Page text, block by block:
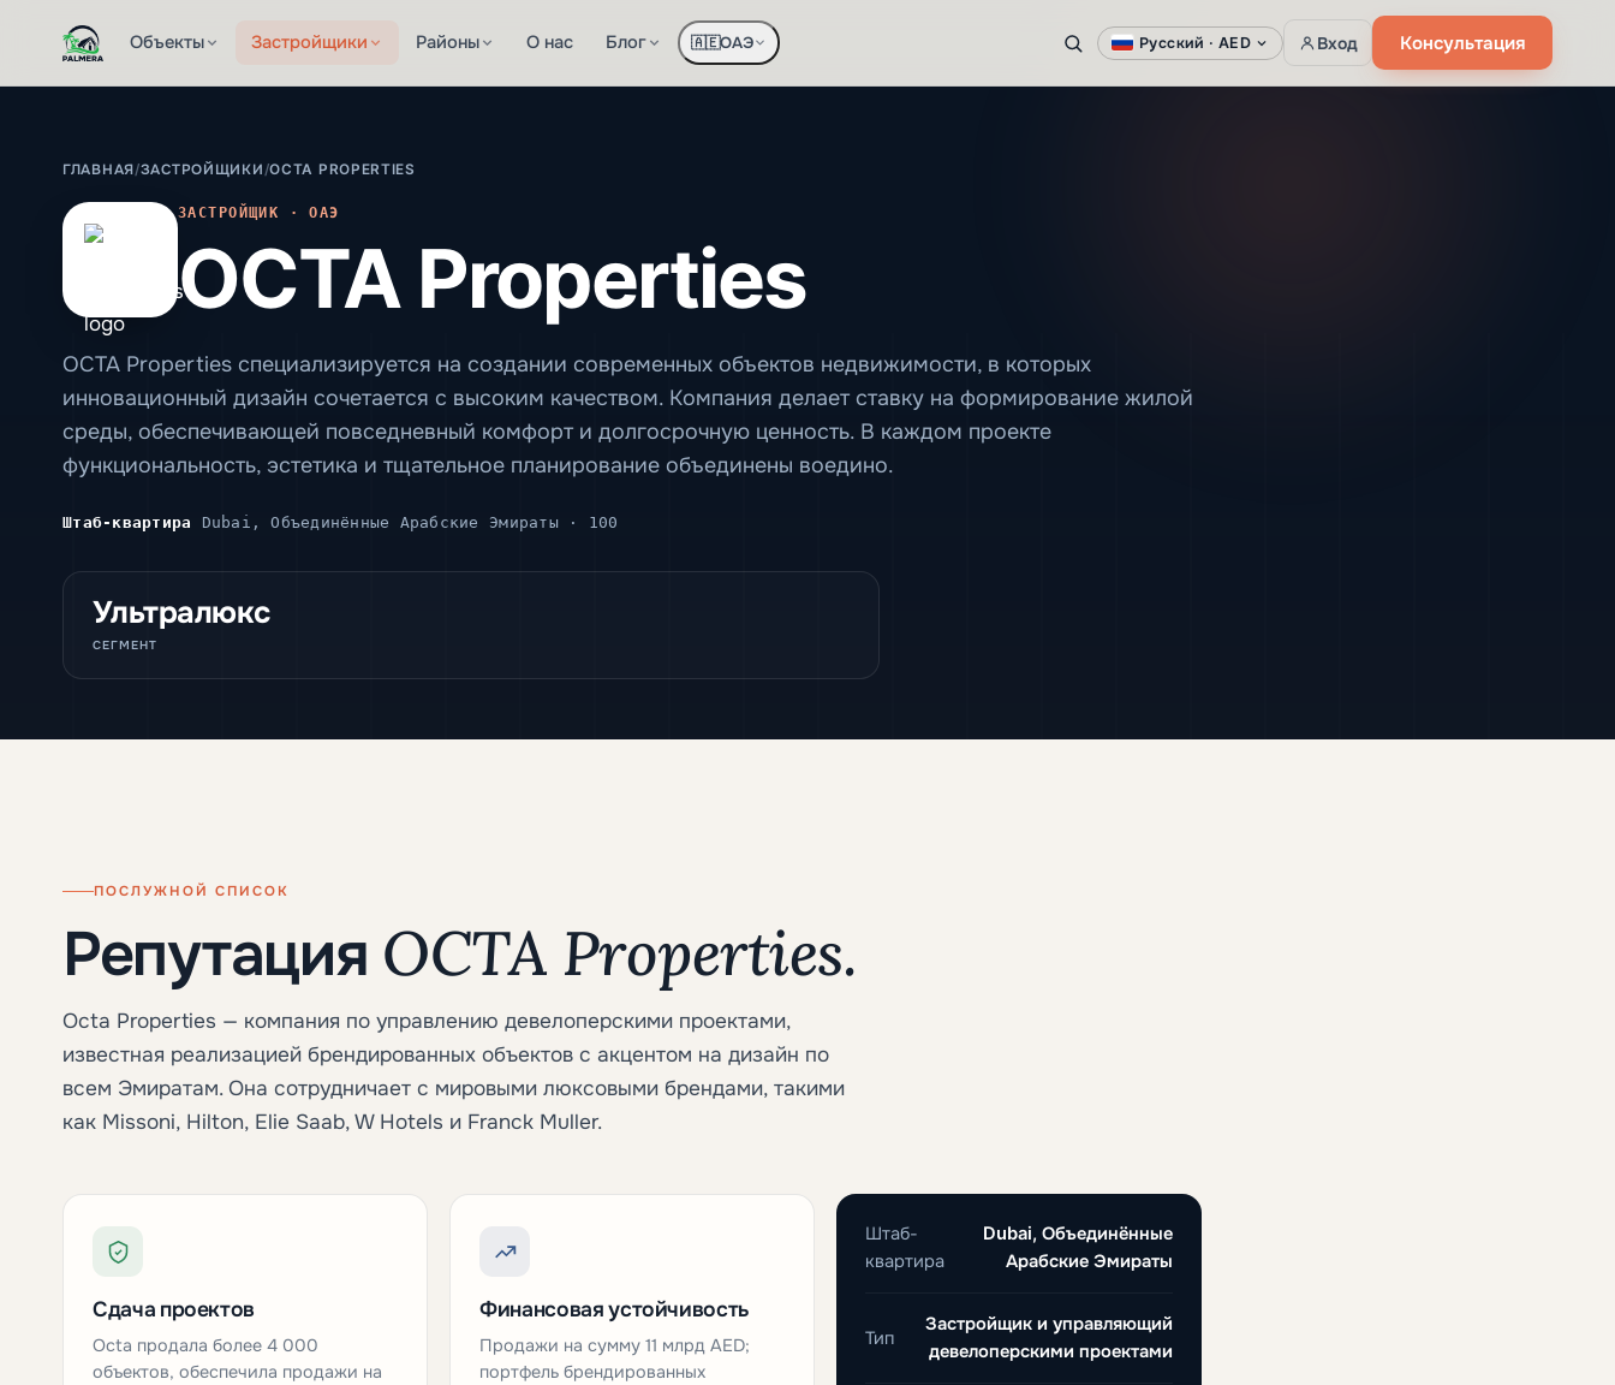
Объекты Застройщики Районы О нас Блог 🇦🇪ОАЭ Русский · AED Вход Консультация
ГЛАВНАЯ/ЗАСТРОЙЩИКИ/OCTA PROPERTIES
ЗАСТРОЙЩИК · ОАЭ
OCTA Properties
OCTA Properties специализируется на создании современных объектов недвижимости, в которых
инновационный дизайн сочетается с высоким качеством. Компания делает ставку на формирование жилой
среды, обеспечивающей повседневный комфорт и долгосрочную ценность. В каждом проекте
функциональность, эстетика и тщательное планирование объединены воедино.
Штаб-квартира Dubai, Объединённые Арабские Эмираты · 100
Ультралюкс
СЕГМЕНТ
ПОСЛУЖНОЙ СПИСОК
Репутация OCTA Properties.
Octa Properties — компания по управлению девелоперскими проектами,
известная реализацией брендированных объектов с акцентом на дизайн по
всем Эмиратам. Она сотрудничает с мировыми люксовыми брендами, такими
как Missoni, Hilton, Elie Saab, W Hotels и Franck Muller.
Сдача проектов
Octa продала более 4 000
объектов, обеспечила продажи на
Финансовая устойчивость
Продажи на сумму 11 млрд AED;
портфель брендированных
Штаб-
квартира
Dubai, Объединённые
Арабские Эмираты
Тип
Застройщик и управляющий
девелоперскими проектами